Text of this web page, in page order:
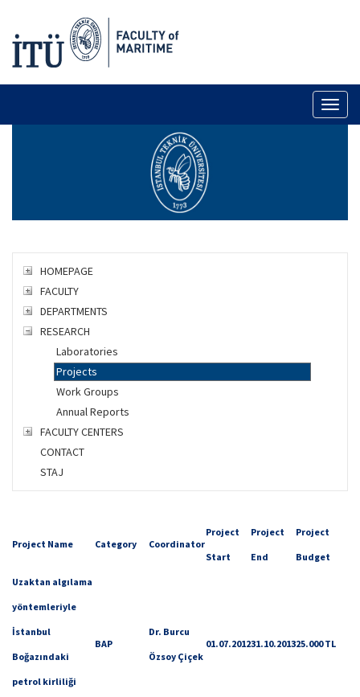
HOMEPAGE
FACULTY
DEPARTMENTS
RESEARCH
Laboratories
Projects
Work Groups
Annual Reports
FACULTY CENTERS
CONTACT
STAJ
Project Name Category Coordinator
Project
Start
Project
End
Project
Budget
Uzaktan algılama
yöntemleriyle
İstanbul
Boğazındaki
petrol kirliliği
BAP
Dr. Burcu
Özsoy Çiçek
01.07.201231.10.201325.000 TL